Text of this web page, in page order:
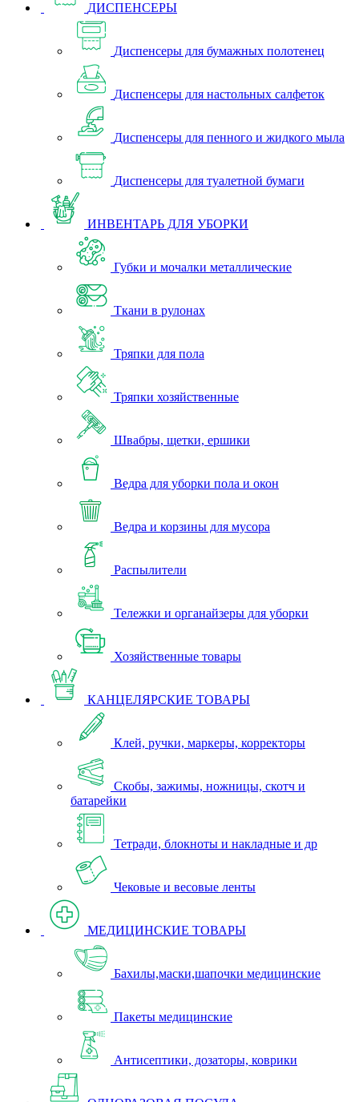
ДИСПЕНСЕРЫ
Диспенсеры для бумажных полотенец
Диспенсеры для настольных салфеток
Диспенсеры для пенного и жидкого мыла
Диспенсеры для туалетной бумаги
ИНВЕНТАРЬ ДЛЯ УБОРКИ
Губки и мочалки металлические
Ткани в рулонах
Тряпки для пола
Тряпки хозяйственные
Швабры, щетки, ершики
Ведра для уборки пола и окон
Ведра и корзины для мусора
Распылители
Тележки и органайзеры для уборки
Хозяйственные товары
КАНЦЕЛЯРСКИЕ ТОВАРЫ
Клей, ручки, маркеры, корректоры
Скобы, зажимы, ножницы, скотч и
батарейки
Тетради, блокноты и накладные и др
Чековые и весовые ленты
МЕДИЦИНСКИЕ ТОВАРЫ
Бахилы,маски,шапочки медицинские
Пакеты медицинские
Антисептики, дозаторы, коврики